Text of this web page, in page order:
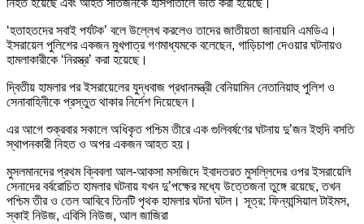
নিহত হয়েছে এবং আহত সাতজনকে হাসপাতালে ভর্তি করা হয়েছে।
‘হতাহতদের সবাই পর্যটক’ বলে উল্লেখ করলেও তাদের জাতীয়তা জানায়নি এমডিএ।
ইসরায়েল পুলিশের একজন মুখপাত্র গণমাধ্যমকে বলেছেন, গাড়িচাপা দেওয়ার ঘটনায়ও
হামলাকারীকে ‘নিরস্ত্র’ করা হয়েছে।
দ্বিতীয় হামলার পর ইসরায়েলের যুদ্ধবাজ প্রধানমন্ত্রী বেনিয়ামিন নেতানিয়াহু পুলিশ ও
সেনাবাহিনীকে প্রস্তুত থাকার নির্দেশ দিয়েছেন।
এর আগে শুক্রবার সকালে অধিকৃত পশ্চিম তীরে এক গুলিবর্ষণের ঘটনায় দু’জন ইহুদি বসতি
স্থাপনকারী নিহত ও অপর একজন আহত হয়।
মুসলমানদের প্রথম ক্বিবলা আল-আকসা মসজিদে ইবাদতরত মুসল্লিদের ওপর ইসরায়েলি
সেনাদের বর্বরোচিত হামলার ঘটনায় যখন দু’পক্ষের মধ্যে উত্তেজনা তুঙ্গে রয়েছে, তখন
পশ্চিম তীর ও তেল আবিবে তিনটি পৃথক হামলার ঘটনা ঘটল। সূত্র: ফিন্যান্সিয়াল টাইমস,
স্কাই নিউজ, এবিসি নিউজ, আল জাজিরা